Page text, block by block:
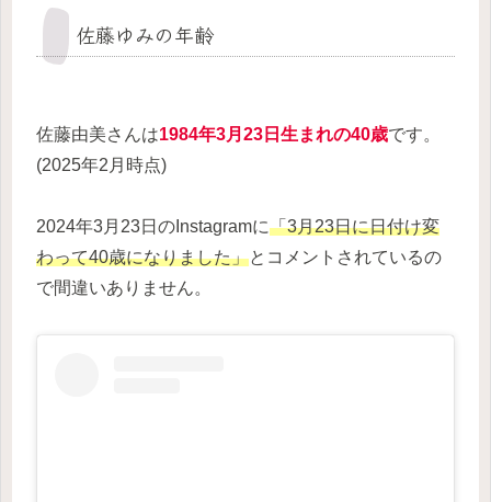
佐藤ゆみの年齢
佐藤由美さんは1984年3月23日生まれの40歳です。
(2025年2月時点)
2024年3月23日のInstagramに「3月23日に日付け変
わって40歳になりました」とコメントされているの
で間違いありません。